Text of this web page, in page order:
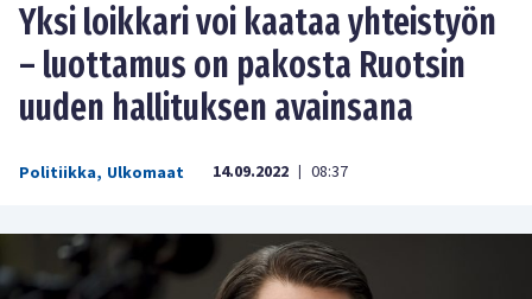
Yksi loikkari voi kaataa yhteistyön
– luottamus on pakosta Ruotsin
uuden hallituksen avainsana
Politiikka, Ulkomaat 14.09.2022 | 08:37